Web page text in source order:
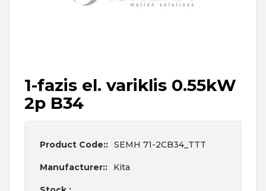
1-fazis el. variklis 0.55kW
2p B34
Product Code:: SEMH 71-2CB34_TTT
Manufacturer:: Kita